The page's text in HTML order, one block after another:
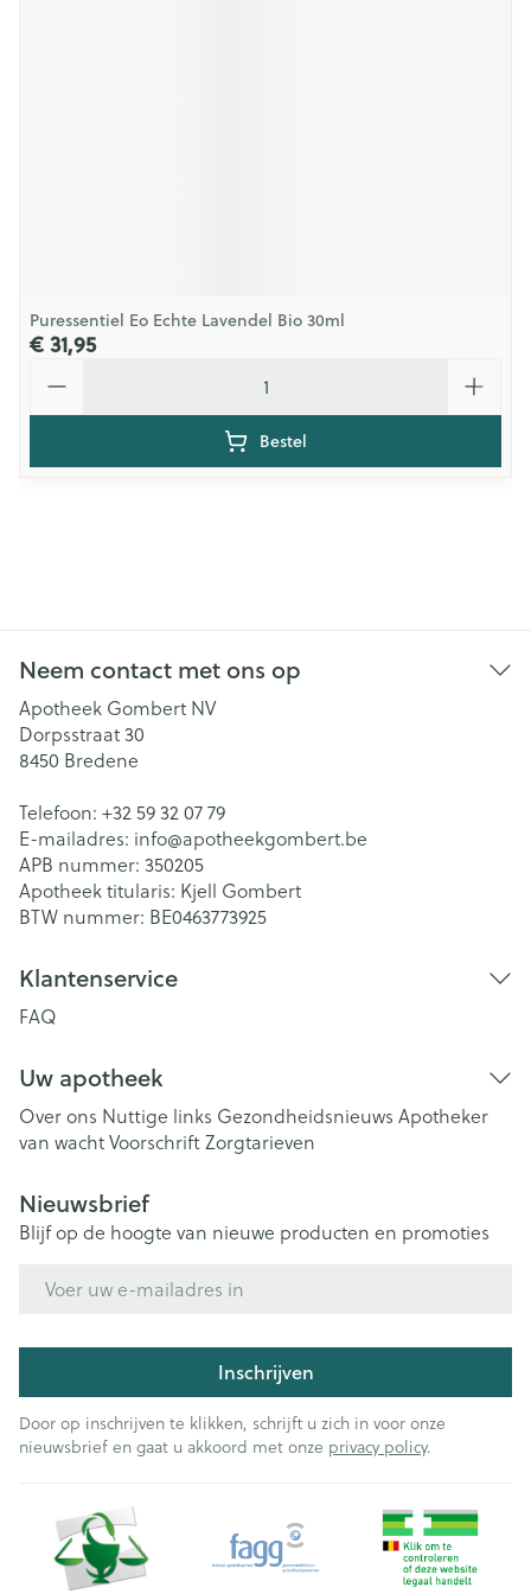
Puressentiel Eo Echte Lavendel Bio 30ml
€ 31,95
Bestel
Neem contact met ons op
Apotheek Gombert NV
Dorpsstraat 30
8450 Bredene
Telefoon: +32 59 32 07 79
E-mailadres: info@apotheekgombert.be
APB nummer: 350205
Apotheek titularis: Kjell Gombert
BTW nummer: BE0463773925
Klantenservice
FAQ
Uw apotheek
Over ons Nuttige links Gezondheidsnieuws Apotheker
van wachtVoorschriftZorgtarieven
Nieuwsbrief
Blijf op de hoogte van nieuwe producten en promoties
Inschrijven
Door op inschrijven te klikken, schrijft u zich in voor onze
nieuwsbrief en gaat u akkoord met onze privacy policy.